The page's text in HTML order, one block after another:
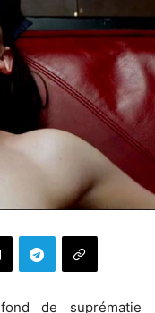
de suprématie